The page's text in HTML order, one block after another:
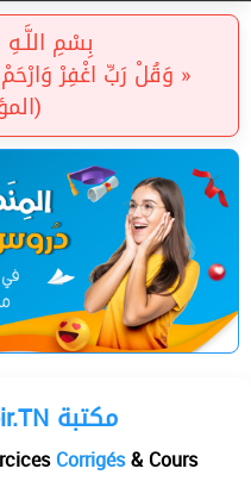
بِسْمِ اللَّـهِ
Librairie Devoir.TN مكتبة
Corrigés& Cours